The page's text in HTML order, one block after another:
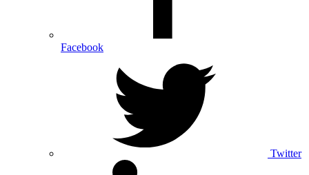
Facebook
Twitter